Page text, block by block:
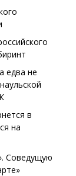
едва не
в
на
Соведущую